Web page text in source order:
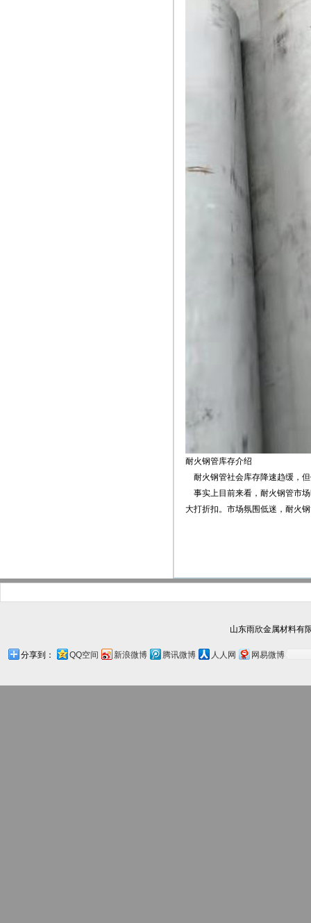
耐火钢管库存介绍
耐火钢管社会库存降速趋缓，
事实上目前来看，耐火钢管市
大打折扣。市场氛围低迷，耐火
山东雨欣金属材料有
分享到： QQ空间 新浪微博 腾讯微博 人人网 网易微博